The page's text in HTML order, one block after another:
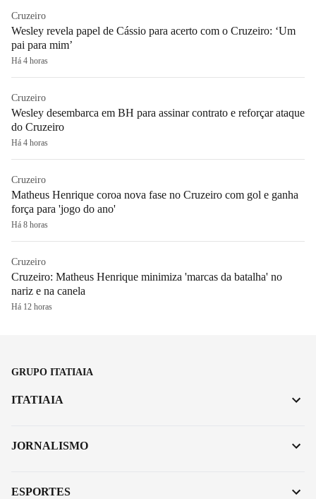
Cruzeiro
Wesley revela papel de Cássio para acerto com o Cruzeiro: ‘Um
pai para mim’
Há 4 horas
Cruzeiro
Wesley desembarca em BH para assinar contrato e reforçar ataque
do Cruzeiro
Há 4 horas
Cruzeiro
Matheus Henrique coroa nova fase no Cruzeiro com gol e ganha
força para 'jogo do ano'
Há 8 horas
Cruzeiro
Cruzeiro: Matheus Henrique minimiza 'marcas da batalha' no
nariz e na canela
Há 12 horas
GRUPO ITATIAIA
ITATIAIA
JORNALISMO
ESPORTES